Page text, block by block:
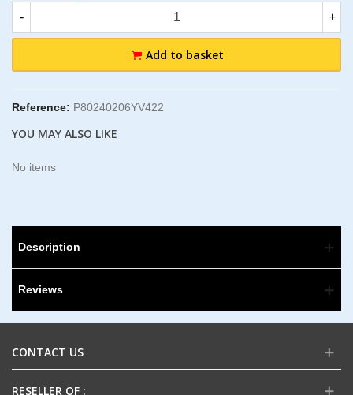
- +
Add to basket
Reference: P80240206YV422
YOU MAY ALSO LIKE
No items
Description
Reviews
CONTACT US
RESELLER OF :